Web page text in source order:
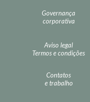
Governança
corporativa
Aviso legal
Termos e condições
Contatos
e trabalho